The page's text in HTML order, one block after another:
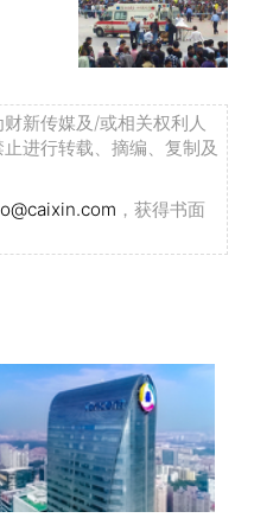
新传媒及/或相关权利人
进行转载、摘编、复制及
，获得书面